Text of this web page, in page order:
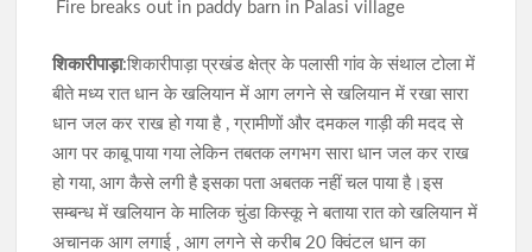
Fire breaks out in paddy barn in Palasi village
शिकारीपाड़ा:शिकारीपाड़ा प्रखंड क्षेत्र के पलासी गांव के संथाल टोला में
बीते मध्य रात धान के खलियान में आग लगने से खलियान में रखा सारा
धान जल कर राख हो गया है , ग्रामीणों और दमकल गाड़ी की मदद से
आग पर काबू पाया गया लेकिन तबतक लगभग सारा धान जल कर राख
हो गया, आग कैसे लगी है इसका पता अबतक नहीं चल पाया है।इस
सम्बन्ध में खलियान के मालिक चुंडा किस्कू ने बताया रात को खलियान में
अचानक आग लगाई , आग लगने से करीब 20 क्विंटल धान का